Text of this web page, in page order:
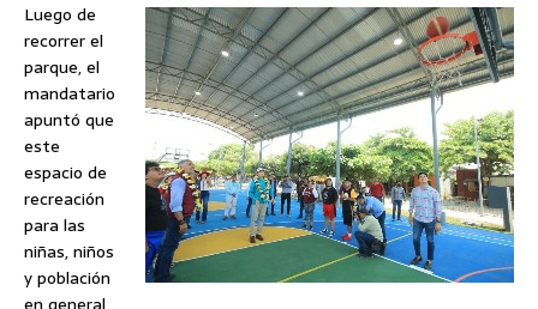
Luego de
recorrer el
parque, el
mandatario
apuntó que
este
espacio de
recreación
para las
niñas, niños
y población